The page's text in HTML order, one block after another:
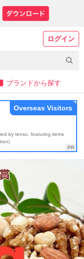
ログイン
ブランドから探す
by tenso, featuring items
Overseas Visitors